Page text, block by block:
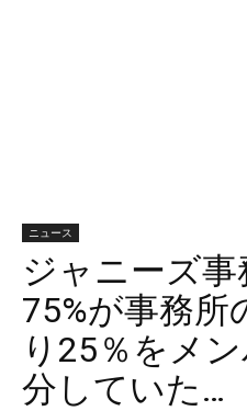
ニュース
ジャニーズ
75%が事務所
り25％をメ
分していた…